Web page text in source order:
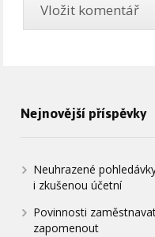
Nejnovější příspěvky
Neuhrazené
i zkušenou účetní
Povinnosti
zapomenout